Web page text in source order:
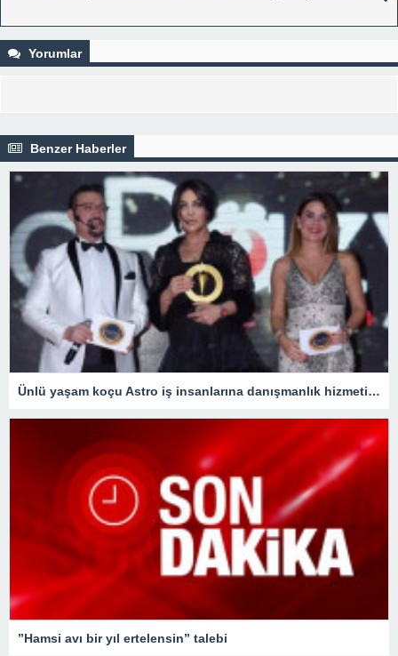
Yorumlar
Benzer Haberler
Ünlü yaşam koçu Astro iş insanlarına danışmanlık hizmeti veriyor
”Hamsi avı bir yıl ertelensin” talebi